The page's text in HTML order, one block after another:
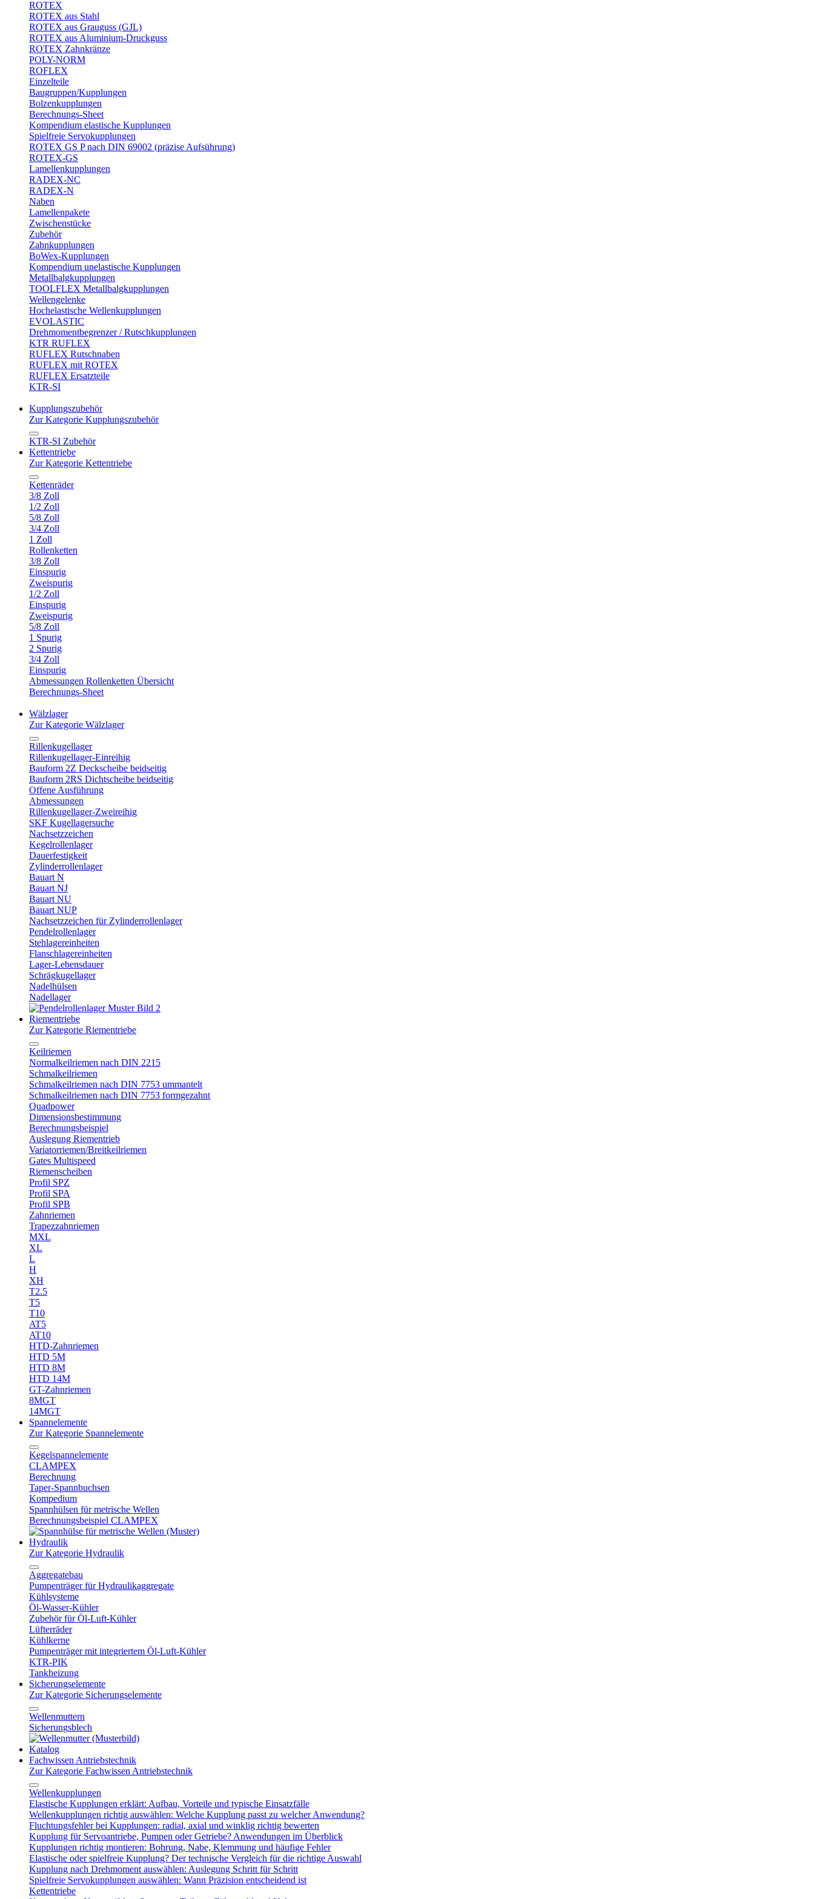
ROTEX
ROTEX aus Stahl
ROTEX aus Grauguss (GJL)
ROTEX aus Aluminium-Druckguss
ROTEX Zahnkränze
POLY-NORM
ROFLEX
Einzelteile
Baugruppen/Kupplungen
Bolzenkupplungen
Berechnungs-Sheet
Kompendium elastische Kupplungen
Spielfreie Servokupplungen
ROTEX GS P nach DIN 69002 (präzise Aufsührung)
ROTEX-GS
Lamellenkupplungen
RADEX-NC
RADEX-N
Naben
Lamellenpakete
Zwischenstücke
Zubehör
Zahnkupplungen
BoWex-Kupplungen
Kompendium unelastische Kupplungen
Metallbalgkupplungen
TOOLFLEX Metallbalgkupplungen
Wellengelenke
Hochelastische Wellenkupplungen
EVOLASTIC
Drehmomentbegrenzer / Rutschkupplungen
KTR RUFLEX
RUFLEX Rutschnaben
RUFLEX mit ROTEX
RUFLEX Ersatzteile
KTR-SI
Kupplungszubehör
Zur Kategorie Kupplungszubehör
KTR-SI Zubehör
Kettentriebe
Zur Kategorie Kettentriebe
Kettenräder
3/8 Zoll
1/2 Zoll
5/8 Zoll
3/4 Zoll
1 Zoll
Rollenketten
3/8 Zoll
Einspurig
Zweispurig
1/2 Zoll
Einspurig
Zweispurig
5/8 Zoll
1 Spurig
2 Spurig
3/4 Zoll
Einspurig
Abmessungen Rollenketten Übersicht
Berechnungs-Sheet
Wälzlager
Zur Kategorie Wälzlager
Rillenkugellager
Rillenkugellager-Einreihig
Bauform 2Z Deckscheibe beidseitig
Bauform 2RS Dichtscheibe beidseitig
Offene Ausführung
Abmessungen
Rillenkugellager-Zweireihig
SKF Kugellagersuche
Nachsetzzeichen
Kegelrollenlager
Dauerfestigkeit
Zylinderrollenlager
Bauart N
Bauart NJ
Bauart NU
Bauart NUP
Nachsetzzeichen für Zylinderrollenlager
Pendelrollenlager
Stehlagereinheiten
Flanschlagereinheiten
Lager-Lebensdauer
Schrägkugellager
Nadelhülsen
Nadellager
Riementriebe
Zur Kategorie Riementriebe
Keilriemen
Normalkeilriemen nach DIN 2215
Schmalkeilriemen
Schmalkeilriemen nach DIN 7753 ummantelt
Schmalkeilriemen nach DIN 7753 formgezahnt
Quadpower
Dimensionsbestimmung
Berechnungsbeispiel
Auslegung Riementrieb
Variatorriemen/Breitkeilriemen
Gates Multispeed
Riemenscheiben
Profil SPZ
Profil SPA
Profil SPB
Zahnriemen
Trapezzahnriemen
MXL
XL
L
H
XH
T2.5
T5
T10
AT5
AT10
HTD-Zahnriemen
HTD 5M
HTD 8M
HTD 14M
GT-Zahnriemen
8MGT
14MGT
Spannelemente
Zur Kategorie Spannelemente
Kegelspannelemente
CLAMPEX
Berechnung
Taper-Spannbuchsen
Kompedium
Spannhülsen für metrische Wellen
Berechnungsbeispiel CLAMPEX
Hydraulik
Zur Kategorie Hydraulik
Aggregatebau
Pumpenträger für Hydraulikaggregate
Kühlsysteme
Öl-Wasser-Kühler
Zubehör für Öl-Luft-Kühler
Lüfterräder
Kühlkerne
Pumpenträger mit integriertem Öl-Luft-Kühler
KTR-PIK
Tankheizung
Sicherungselemente
Zur Kategorie Sicherungselemente
Wellenmuttern
Sicherungsblech
Katalog
Fachwissen Antriebstechnik
Zur Kategorie Fachwissen Antriebstechnik
Wellenkupplungen
Elastische Kupplungen erklärt: Aufbau, Vorteile und typische Einsatzfälle
Wellenkupplungen richtig auswählen: Welche Kupplung passt zu welcher Anwendung?
Fluchtungsfehler bei Kupplungen: radial, axial und winklig richtig bewerten
Kupplung für Servoantriebe, Pumpen oder Getriebe? Anwendungen im Überblick
Kupplungen richtig montieren: Bohrung, Nabe, Klemmung und häufige Fehler
Elastische oder spielfreie Kupplung? Der technische Vergleich für die richtige Auswahl
Kupplung nach Drehmoment auswählen: Auslegung Schritt für Schritt
Spielfreie Servokupplungen auswählen: Wann Präzision entscheidend ist
Kettentriebe